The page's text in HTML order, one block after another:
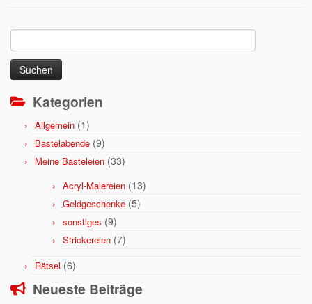
nach:
Kategorien
Allgemein (1)
Bastelabende (9)
Meine Basteleien (33)
Acryl-Malereien (13)
Geldgeschenke (5)
sonstiges (9)
Strickereien (7)
Rätsel (6)
Neueste Beiträge